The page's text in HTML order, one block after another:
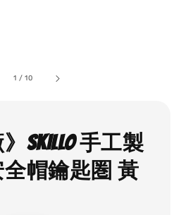
1 /10
SKILLO 手工製
帽鑰匙圏 黃